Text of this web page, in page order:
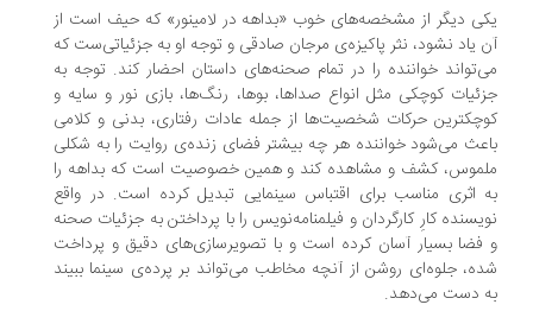
دیگر از مشخصه‌های خوب «بداهه در لامینور» که حیف است از
یاد نشود، نثر پاکیزه‌ی مرجان صادقی و توجه او به جزئیاتی‌ست که
خواننده را در تمام صحنه‌های داستان احضار کند. توجه به
کوچکی مثل انواع صداها، بوها، رنگ‌ها، بازی نور و سایه و
حرکات شخصیت‌ها از جمله عادات رفتاری، بدنی و کلامی
می‌شود خواننده هر چه بیشتر فضای زنده‌ی روایت را به شکلی
کشف و مشاهده کند و همین خصوصیت است که بداهه را
اثری مناسب برای اقتباس سینمایی تبدیل کرده است. در واقع
کارِ کارگردان و فیلمنامه‌نویس را با پرداختن به جزئیات صحنه
بسیار آسان کرده است و با تصویرسازی‌های دقیق و پرداخت
جلوه‌ای روشن از آنچه مخاطب می‌تواند بر پرده‌ی سینما ببیند
دست می‌دهد.